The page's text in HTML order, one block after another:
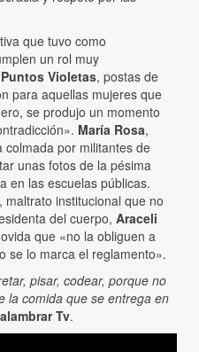
que tuvo como
un rol muy
Puntos Violetas, postas de
para aquellas mujeres que
se produjo un momento
María Rosa,
colmada por militantes de
unas fotos de la pésima
en las escuelas públicas.
institucional que no
del cuerpo, Araceli
que «no la obliguen a
se lo marca el reglamento».
pisar, codear, porque no
la comida que se entrega en
Tv.